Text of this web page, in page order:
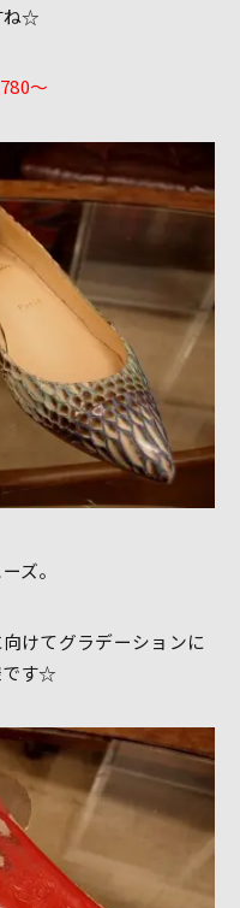
ね☆
～
ズ。
けてグラデーションに
です☆